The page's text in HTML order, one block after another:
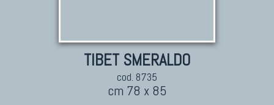
TIBET SMERALDO
cod. 8735
cm 78 x 85